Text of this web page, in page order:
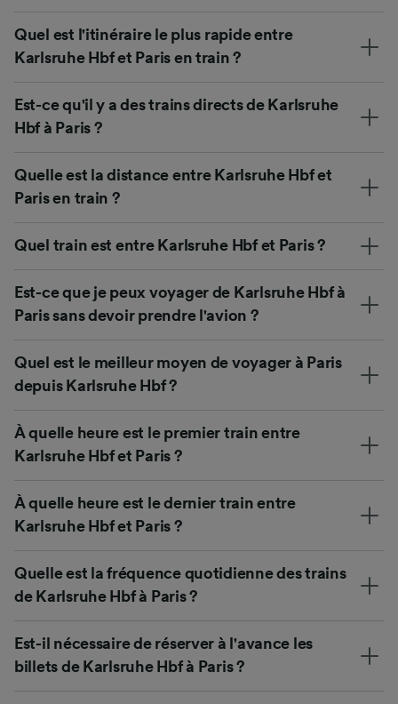
Quel est l'itinéraire le plus rapide entre
Karlsruhe Hbf et Paris en train ?
Est-ce qu'il y a des trains directs de Karlsruhe
Hbf à Paris ?
Quelle est la distance entre Karlsruhe Hbf et
Paris en train ?
Quel train est entre Karlsruhe Hbf et Paris ?
Est-ce que je peux voyager de Karlsruhe Hbf à
Paris sans devoir prendre l'avion ?
Quel est le meilleur moyen de voyager à Paris
depuis Karlsruhe Hbf ?
À quelle heure est le premier train entre
Karlsruhe Hbf et Paris ?
À quelle heure est le dernier train entre
Karlsruhe Hbf et Paris ?
Quelle est la fréquence quotidienne des trains
de Karlsruhe Hbf à Paris ?
Est-il nécessaire de réserver à l'avance les
billets de Karlsruhe Hbf à Paris ?